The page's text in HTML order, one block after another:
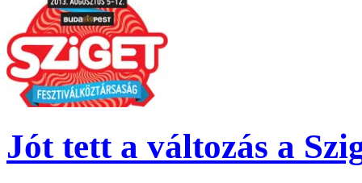
Jót tett a változás a